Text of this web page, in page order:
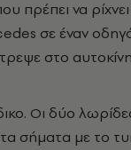
πρέπει να
σε έναν
στο
Οι δύο
σήματα με το